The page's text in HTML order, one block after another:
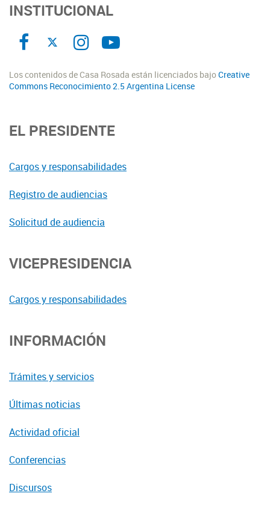
INSTITUCIONAL
Los contenidos de Casa Rosada están licenciados bajoCreative
Commons Reconocimiento 2.5 Argentina License
EL PRESIDENTE
Cargos y responsabilidades
Registro de audiencias
Solicitud de audiencia
VICEPRESIDENCIA
Cargos y responsabilidades
INFORMACIÓN
Trámites y servicios
Últimas noticias
Actividad oficial
Conferencias
Discursos